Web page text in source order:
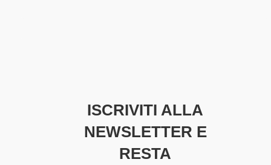
ISCRIVITI ALLA
NEWSLETTER E
RESTA